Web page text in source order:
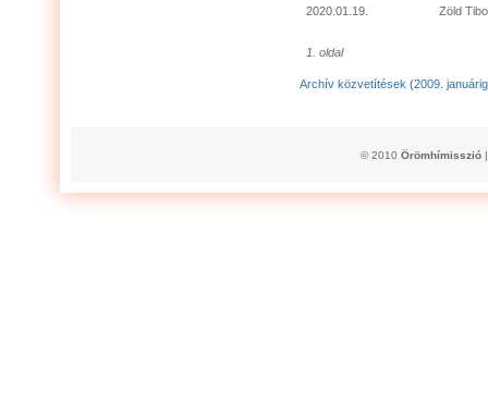
2020.01.19. Zöld
1. oldal
Archív közvetítések (2009.
© 2010 Örömhímisszió